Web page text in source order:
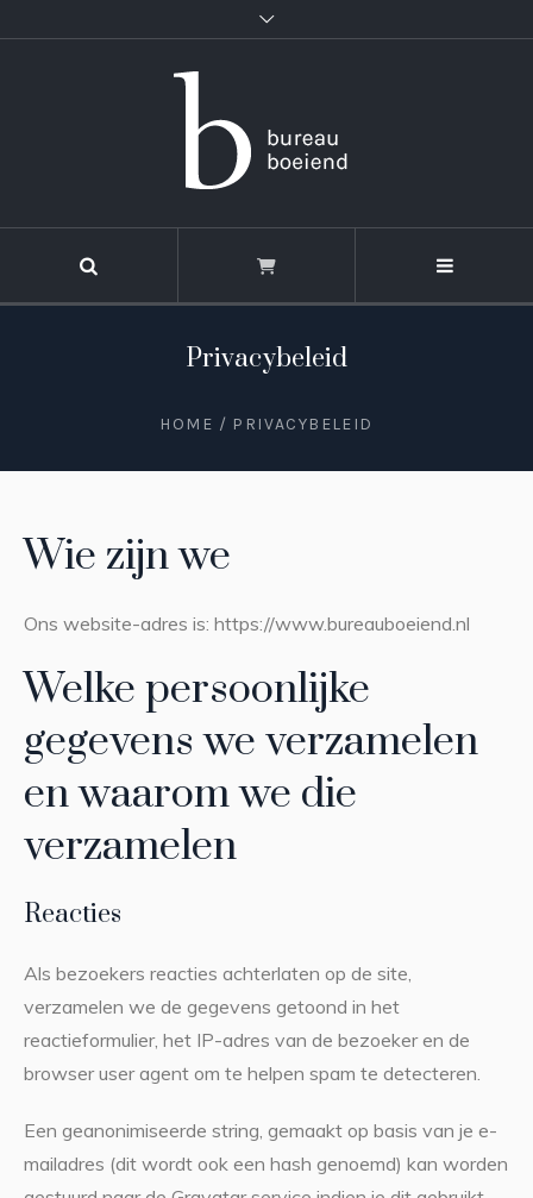
Privacybeleid
HOME / PRIVACYBELEID
Wie zijn we
Ons website-adres is: https://www.bureauboeiend.nl
Welke persoonlijke
gegevens we verzamelen
en waarom we die
verzamelen
Reacties
Als bezoekers reacties achterlaten op de site,
verzamelen we de gegevens getoond in het
reactieformulier, het IP-adres van de bezoeker en de
browser user agent om te helpen spam te detecteren.
Een geanonimiseerde string, gemaakt op basis van je e-
mailadres (dit wordt ook een hash genoemd) kan worden